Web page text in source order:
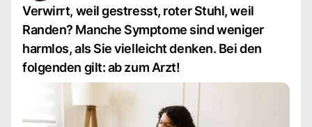
Verwirrt, weil gestresst, roter Stuhl, weil
Randen? Manche Symptome sind weniger
harmlos, als Sie vielleicht denken. Bei den
folgenden gilt: ab zum Arzt!